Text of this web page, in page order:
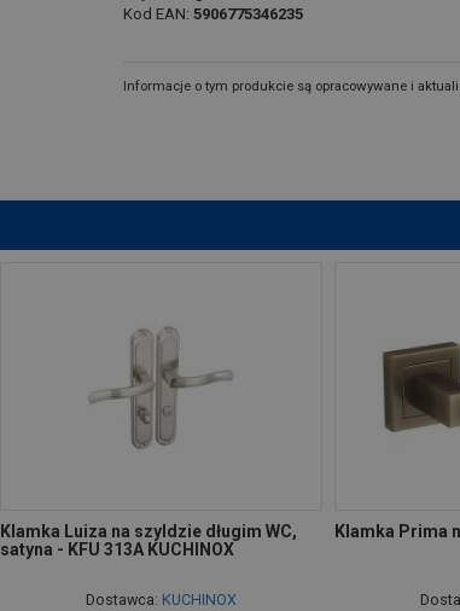
Kod EAN: 5906775346235
Informacje o tym produkcie są opracowywane i
Klamka Luiza na szyldzie długim WC,
satyna - KFU 313A KUCHINOX
Dostawca: KUCHINOX
Klamka Prima